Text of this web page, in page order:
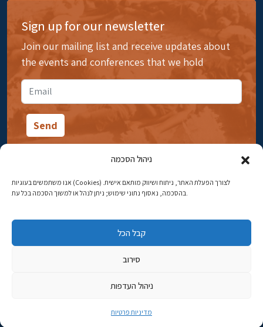
ניהול הסכמה
אנו משתמשים בעוגיות (Cookies) לצורך הפעלת האתר, ניתוח ושיווק מותאם אישית.
בהסכמה, נאסוף נתוני שימוש; ניתן לנהל או למשוך הסכמה בכל עת.
קבל הכל
סירוב
ניהול העדפות
מדיניות פרטיות
Sign up for our newsletter
Join our mailing list and receive updates about
the events and conferences that we hold
14 Ibn Gabirol Street, Rehavia, Jerusalem
najww2@ybz.org.il